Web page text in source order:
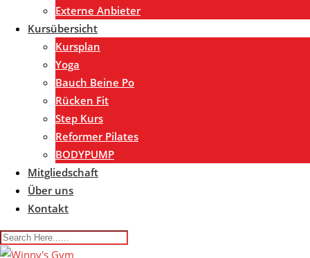
Externe Anbieter
Kursübersicht
Kursplan
Yoga
Bauch Beine Po
Rücken Fit
Step Kurs
Reformer Pilates
BODYPUMP
Mitgliedschaft
Über uns
Kontakt